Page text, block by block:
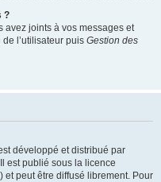
?
avez joints à vos messages et
l’utilisateur puis Gestion des
développé et distribué par
est publié sous la licence
peut être diffusé librement. Pour